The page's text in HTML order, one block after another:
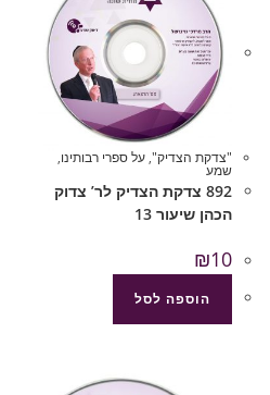
"צדקת הצדיק",על ספרי רבותינו,
שמע
892 צדקת הצדיק לר’ צדוק
הכהן שיעור 13
₪10
הוספה לסל